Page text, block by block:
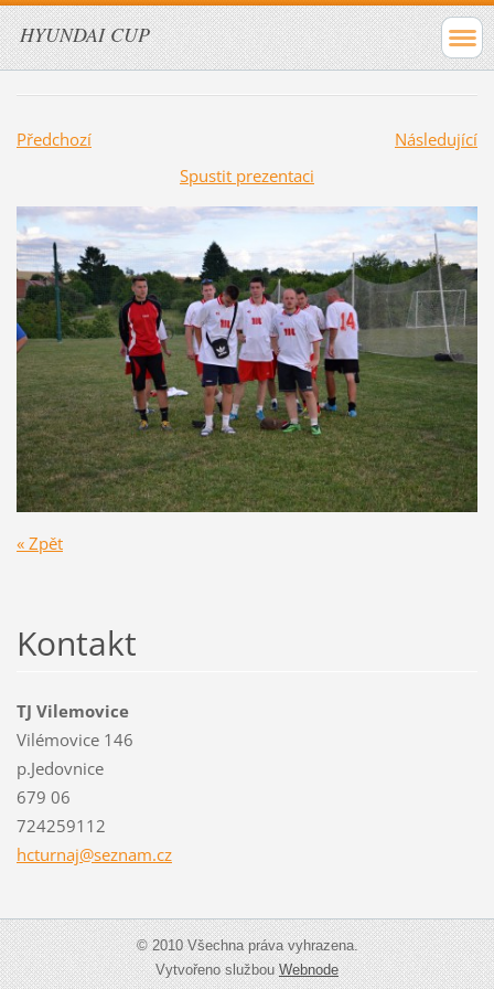
HYUNDAI CUP
Předchozí
Následující
Spustit prezentaci
« Zpět
Kontakt
TJ Vilemovice
Vilémovice 146
p.Jedovnice
679 06
724259112
hcturnaj@seznam.cz
© 2010 Všechna práva vyhrazena.
Vytvořeno službouWebnode